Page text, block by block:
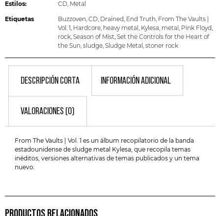
Estilos: CD Metal
Etiquetas Buzzoven CD Drained End Truth From The Vaults |
Vol. 1 Hardcore heavy metal Kylesa metal Pink Floyd
rock Season of Mist Set the Controls for the Heart of
the Sun sludge Sludge Metal stoner rock
DESCRIPCIÓN CORTA INFORMACIÓN ADICIONAL
VALORACIONES (0)
From The Vaults | Vol. 1 es un álbum recopilatorio de la banda
estadounidense de sludge metal Kylesa, que recopila temas
inéditos, versiones alternativas de temas publicados y un tema
nuevo.
PRODUCTOS RELACIONADOS